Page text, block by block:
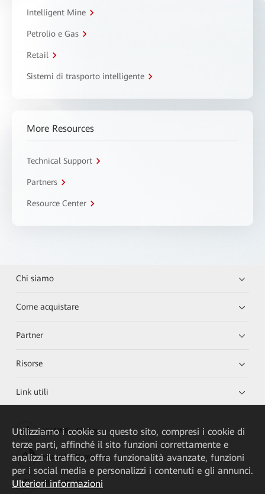
Intelligent Mine
Petrolio e Gas
Retail
Sistemi di trasporto intelligente
More Resources
Technical Support
Partners
Resource Center
Chi siamo
Come acquistare
Partner
Risorse
Link utili
HUAWEI eKit App
Huawei HiKnow App
HUAWEI eFly App
Utilizziamo i cookie su questo sito, compresi i cookie di
terze parti, affinché il sito funzioni correttamente e
analizzi il traffico, offra funzionalità avanzate, funzioni
per i social media e personalizzi i contenuti e gli annunci.
Ulteriori informazioni